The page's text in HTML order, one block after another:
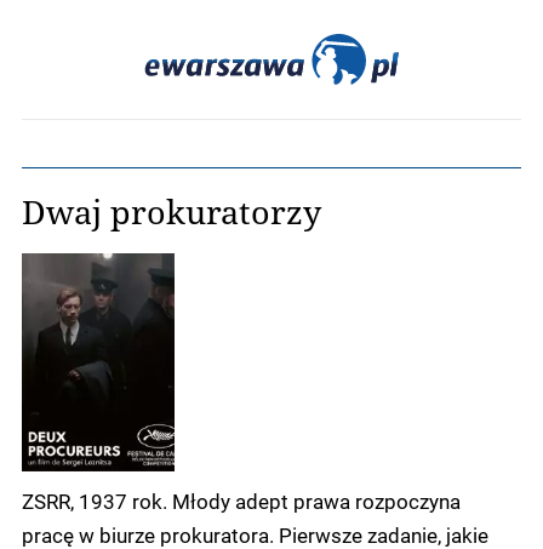
Dwaj prokuratorzy
ZSRR, 1937 rok. Młody adept prawa rozpoczyna
pracę w biurze prokuratora. Pierwsze zadanie, jakie